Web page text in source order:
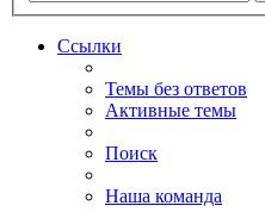
Ссылки
Темы без ответов
Активные темы
Поиск
Наша команда